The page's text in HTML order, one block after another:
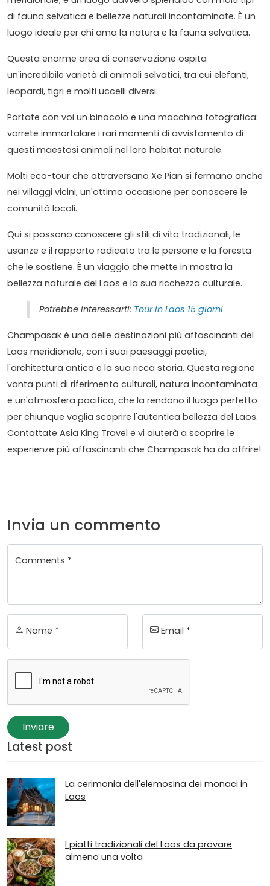
di fauna selvatica e bellezze naturali incontaminate. È un
luogo ideale per chi ama la natura e la fauna selvatica.
Questa enorme area di conservazione ospita
un'incredibile varietà di animali selvatici, tra cui elefanti,
leopardi, tigri e molti uccelli diversi.
Portate con voi un binocolo e una macchina fotografica:
vorrete immortalare i rari momenti di avvistamento di
questi maestosi animali nel loro habitat naturale.
Molti eco-tour che attraversano Xe Pian si fermano anche
nei villaggi vicini, un'ottima occasione per conoscere le
comunità locali.
Qui si possono conoscere gli stili di vita tradizionali, le
usanze e il rapporto radicato tra le persone e la foresta
che le sostiene. È un viaggio che mette in mostra la
bellezza naturale del Laos e la sua ricchezza culturale.
Potrebbe interessarti: Tour in Laos 15 giorni
Champasak è una delle destinazioni più affascinanti del
Laos meridionale, con i suoi paesaggi poetici,
l'architettura antica e la sua ricca storia. Questa regione
vanta punti di riferimento culturali, natura incontaminata
e un'atmosfera pacifica, che la rendono il luogo perfetto
per chiunque voglia scoprire l'autentica bellezza del Laos.
Contattate Asia King Travel e vi aiuterà a scoprire le
esperienze più affascinanti che Champasak ha da offrire!
Invia un commento
Comments *
Nome * Email *
Inviare
Latest post
La cerimonia dell'elemosina dei monaci in
Laos
I piatti tradizionali del Laos da provare
almeno una volta